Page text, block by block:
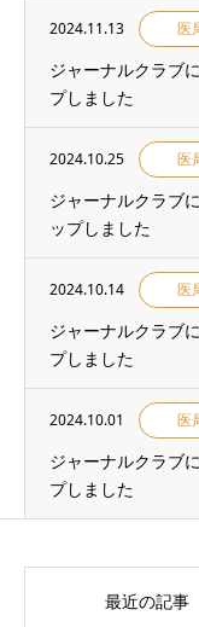
2024.11.13 医
ジャーナルクラブ
プしました
2024.10.25 医
ジャーナルクラブ
ップしました
2024.10.14 医
ジャーナルクラブ
プしました
2024.10.01 医
ジャーナルクラブ
プしました
最近の記事